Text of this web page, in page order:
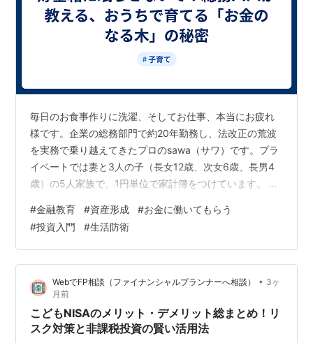
毎日のお食事作りに洗濯、そしてお仕事、本当にお疲れ
様です。企業の総務部門で約20年勤務し、法改正の荒波
を実務で乗り越えてきたプロのsawa（サワ）です。プラ
イベートでは妻と3人の子（長女12歳、次女6歳、長男4
歳）の5人家族で、1円単位で家計簿をつけています。 子
いで、ちゃんと貯金箱に入れなさいね」と声をかけるこ
とが増えますよね。もちろん、お金を「貯める」ことは
とても大切です。でも、これからの物価高の時代を生き
抜くためには、貯金箱の中でただお金を眠らせておくだ
けでは不十分かもしれません。 今回は、会社側のロジッ
クを熟知する総務の視点から、お金に…
#金融教育 #資産形成 #お金に働いてもらう
#投資入門 #生活防衛
WebでFP相談（ファイナンシャルプランナーへ相談） • 3ヶ
月前
こどもNISAのメリット・デメリット総まとめ！リ
スク対策と非課税投資の賢い活用法